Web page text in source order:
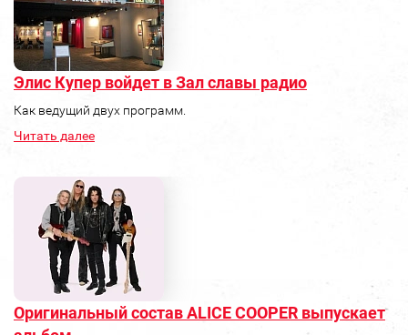
Элис Купер войдет в Зал славы радио
Как ведущий двух программ.
Читать далее
Оригинальный состав ALICE COOPER выпускает